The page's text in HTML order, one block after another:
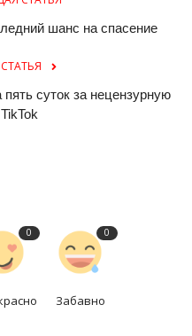
шанс на спасение
суток за нецензурную
0 0
Забавно